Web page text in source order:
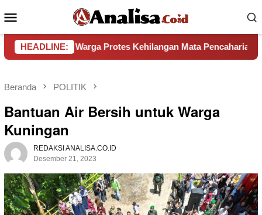
ke
kontenMobile
HEADLINE:
Warga Protes Kehilangan Mata Pencaharian
Beranda POLITIK
Bantuan Air Bersih untuk Warga
Kuningan
REDAKSI ANALISA.CO.ID
Desember 21, 2023